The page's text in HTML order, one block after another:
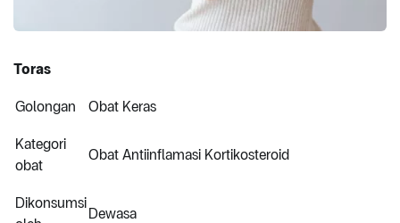
Toras
Golongan Obat Keras
Kategori
obat
Obat Antiinflamasi Kortikosteroid
Dikonsumsi
Dewasa